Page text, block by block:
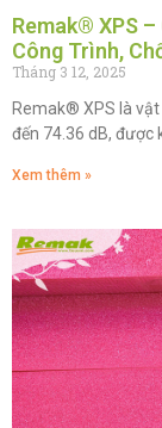
Remak® XPS
Công Trình,
Tháng 3 12, 2025
Remak® XPS là
đến 74.36 dB, được
Xem thêm »